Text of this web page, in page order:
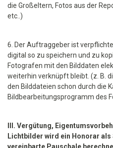
die Großeltern, Fotos aus der
etc..)
6. Der Auftraggeber ist
digital so zu speichern und zu
Fotografen mit den Bilddaten
weiterhin verknüpft bleibt. (z. B.
den Bilddateien schon durch die
Bildbearbeitungsprogramm des
III. Vergütung,
Lichtbilder wird ein Honorar